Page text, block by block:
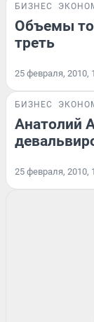
БИЗНЕС
Объемы
треть
25 февраля, 2010,
БИЗНЕС
Анатолий
25 февраля, 2010,